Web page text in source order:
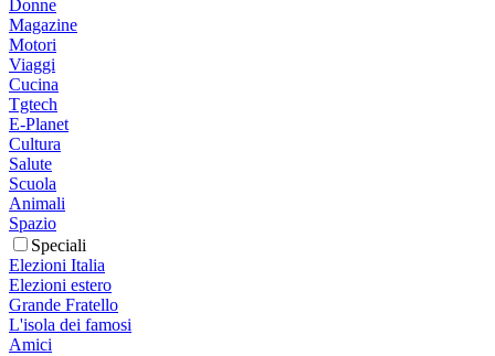
Donne
Magazine
Motori
Viaggi
Cucina
Tgtech
E-Planet
Cultura
Salute
Scuola
Animali
Spazio
Speciali
Elezioni Italia
Elezioni estero
Grande Fratello
L'isola dei famosi
Amici